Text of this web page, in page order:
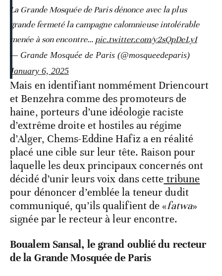
La Grande Mosquée de Paris dénonce avec la plus
grande fermeté la campagne calomnieuse intolérable
menée à son encontre… pic.twitter.com/y2sQpDeLyI
— Grande Mosquée de Paris (@mosqueedeparis)
January 6, 2025
Mais en identifiant nommément Driencourt
et Benzehra comme des promoteurs de
haine, porteurs d’une idéologie raciste
d’extrême droite et hostiles au régime
d’Alger, Chems-Eddine Hafiz a en réalité
placé une cible sur leur tête. Raison pour
laquelle les deux principaux concernés ont
décidé d’unir leurs voix dans cette tribune
pour dénoncer d’emblée la teneur dudit
communiqué, qu’ils qualifient de «fatwa»
signée par le recteur à leur encontre.
Boualem Sansal, le grand oublié du recteur
de la Grande Mosquée de Paris